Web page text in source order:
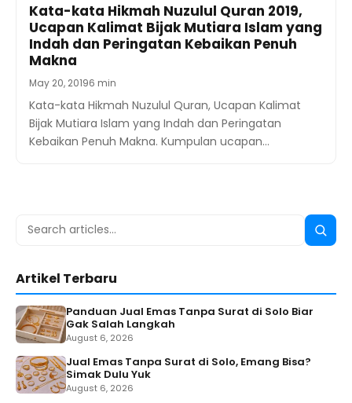
Kata-kata Hikmah Nuzulul Quran 2019,
Ucapan Kalimat Bijak Mutiara Islam yang
Indah dan Peringatan Kebaikan Penuh
Makna
May 20, 20196 min
Kata-kata Hikmah Nuzulul Quran, Ucapan Kalimat
Bijak Mutiara Islam yang Indah dan Peringatan
Kebaikan Penuh Makna. Kumpulan ucapan…
Search
Search
Artikel Terbaru
Panduan Jual Emas Tanpa Surat di Solo Biar
Gak Salah Langkah
August 6, 2026
Jual Emas Tanpa Surat di Solo, Emang Bisa?
Simak Dulu Yuk
August 6, 2026